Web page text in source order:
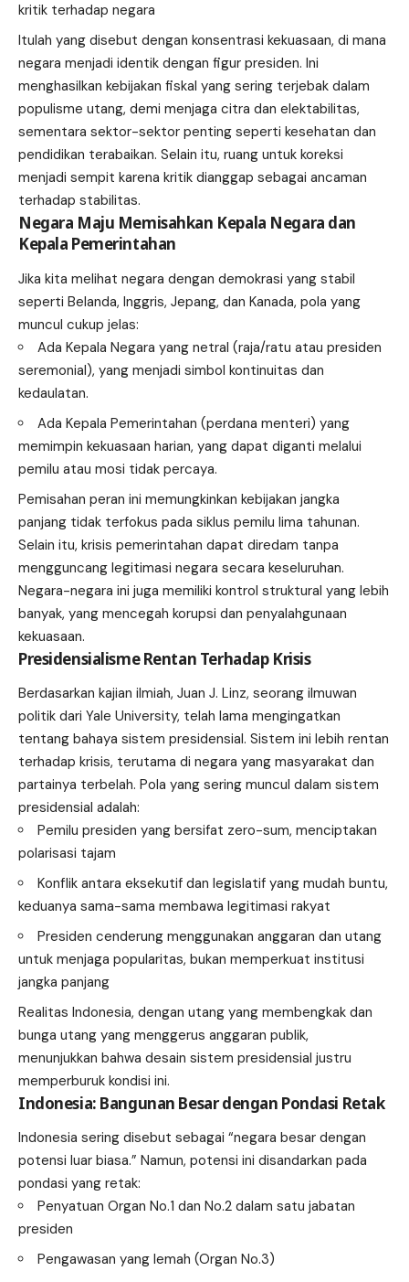
kritik terhadap negara
Itulah yang disebut dengan konsentrasi kekuasaan, di mana
negara menjadi identik dengan figur presiden. Ini
menghasilkan kebijakan fiskal yang sering terjebak dalam
populisme utang, demi menjaga citra dan elektabilitas,
sementara sektor-sektor penting seperti kesehatan dan
pendidikan terabaikan. Selain itu, ruang untuk koreksi
menjadi sempit karena kritik dianggap sebagai ancaman
terhadap stabilitas.
Negara Maju Memisahkan Kepala Negara dan
Kepala Pemerintahan
Jika kita melihat negara dengan demokrasi yang stabil
seperti Belanda, Inggris, Jepang, dan Kanada, pola yang
muncul cukup jelas:
Ada Kepala Negara yang netral (raja/ratu atau presiden
seremonial), yang menjadi simbol kontinuitas dan
kedaulatan.
Ada Kepala Pemerintahan (perdana menteri) yang
memimpin kekuasaan harian, yang dapat diganti melalui
pemilu atau mosi tidak percaya.
Pemisahan peran ini memungkinkan kebijakan jangka
panjang tidak terfokus pada siklus pemilu lima tahunan.
Selain itu, krisis pemerintahan dapat diredam tanpa
mengguncang legitimasi negara secara keseluruhan.
Negara-negara ini juga memiliki kontrol struktural yang lebih
banyak, yang mencegah korupsi dan penyalahgunaan
kekuasaan.
Presidensialisme Rentan Terhadap Krisis
Berdasarkan kajian ilmiah, Juan J. Linz, seorang ilmuwan
politik dari Yale University, telah lama mengingatkan
tentang bahaya sistem presidensial. Sistem ini lebih rentan
terhadap krisis, terutama di negara yang masyarakat dan
partainya terbelah. Pola yang sering muncul dalam sistem
presidensial adalah:
Pemilu presiden yang bersifat zero-sum, menciptakan
polarisasi tajam
Konflik antara eksekutif dan legislatif yang mudah buntu,
keduanya sama-sama membawa legitimasi rakyat
Presiden cenderung menggunakan anggaran dan utang
untuk menjaga popularitas, bukan memperkuat institusi
jangka panjang
Realitas Indonesia, dengan utang yang membengkak dan
bunga utang yang menggerus anggaran publik,
menunjukkan bahwa desain sistem presidensial justru
memperburuk kondisi ini.
Indonesia: Bangunan Besar dengan Pondasi Retak
Indonesia sering disebut sebagai “negara besar dengan
potensi luar biasa.” Namun, potensi ini disandarkan pada
pondasi yang retak:
Penyatuan Organ No.1 dan No.2 dalam satu jabatan
presiden
Pengawasan yang lemah (Organ No.3)